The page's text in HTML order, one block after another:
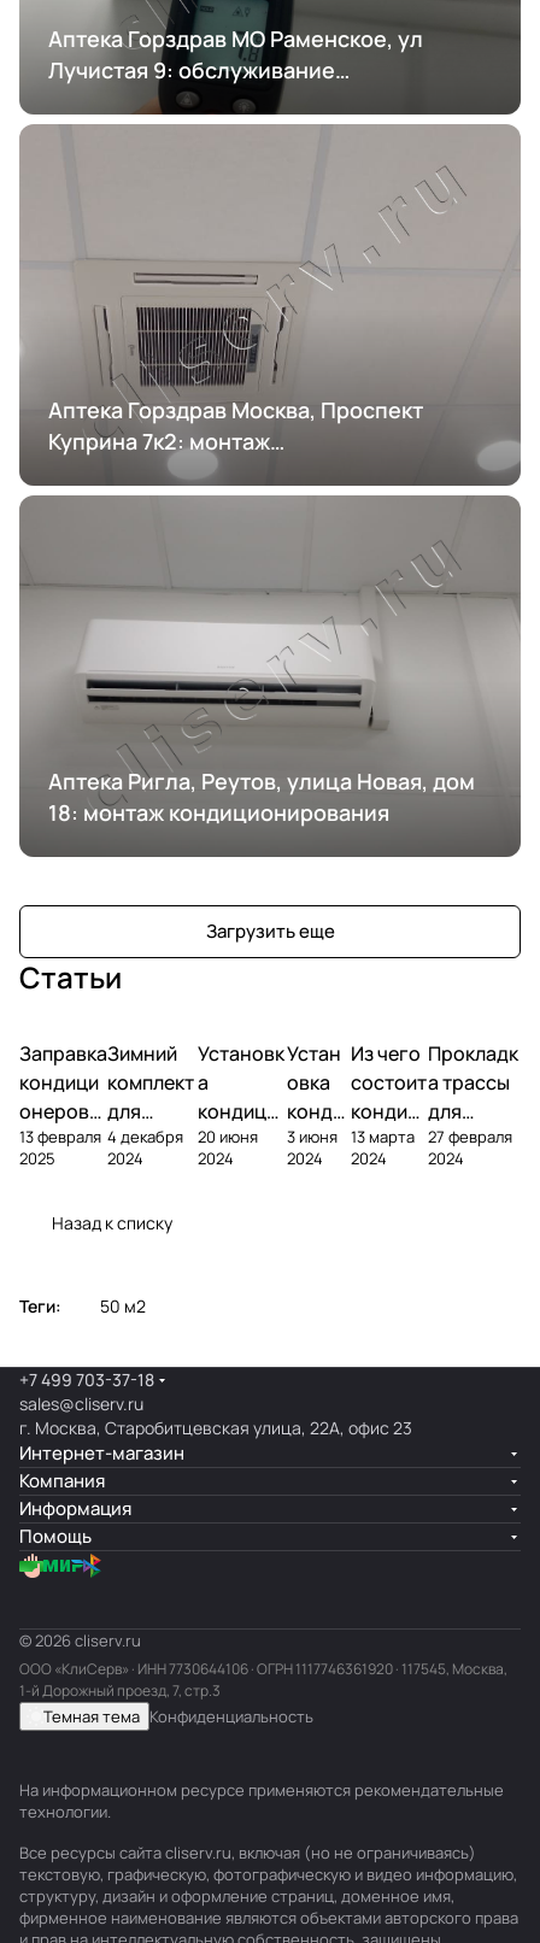
Аптека Горздрав МО Раменское, ул
Лучистая 9: обслуживание
кондиционирования
Аптека Горздрав Москва, Проспект
Куприна 7к2: монтаж
кондиционирования
Аптека Ригла, Реутов, улица Новая, дом
18: монтаж кондиционирования
Загрузить еще
Статьи
Заправка
кондици
онеров
фреоном
13 февраля
2025
Зимний
комплект
для
кондици
онера
4 декабря
2024
Установк
а
кондици
онера на
фасаде
20 июня
2024
Устан
овка
конди
ционе
ра
3 июня
2024
Из чего
состоит
кондиц
ионер?
13 марта
2024
Прокладк
а трассы
для
кондицио
нера
27 февраля
2024
Назад к списку
Теги: 50 м2
+7 499 703-37-18
sales@cliserv.ru
г. Москва, Старобитцевская улица, 22А, офис 23
Интернет-магазин
Компания
Информация
Помощь
© 2026 cliserv.ru
ООО «КлиСерв» · ИНН7730644106· ОГРН 1117746361920 · 117545, Москва,
1-й Дорожный проезд, 7, стр.3
Темная тема Конфиденциальность
На информационном ресурсе применяются рекомендательные
технологии.
Все ресурсы сайта cliserv.ru, включая (но не ограничиваясь)
текстовую, графическую, фотографическую и видео информацию,
структуру, дизайн и оформление страниц, доменное имя,
фирменное наименование являются объектами авторского права